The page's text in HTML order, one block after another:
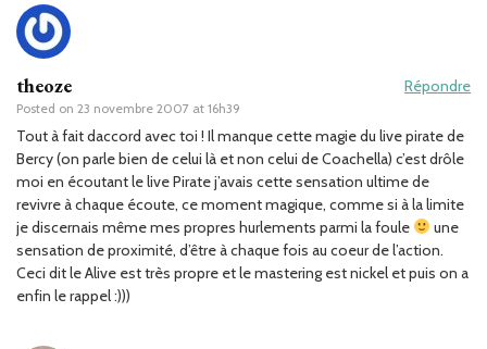
theoze
Posted on 23 novembre 2007 at 16h39
Répondre
Tout à fait daccord avec toi ! Il manque cette magie du live pirate de
Bercy (on parle bien de celui là et non celui de Coachella) c’est drôle
moi en écoutant le live Pirate j’avais cette sensation ultime de
revivre à chaque écoute, ce moment magique, comme si à la limite
je discernais même mes propres hurlements parmi la foule
une
sensation de proximité, d’être à chaque fois au coeur de l’action.
Ceci dit le Alive est très propre et le mastering est nickel et puis on a
enfin le rappel :)))